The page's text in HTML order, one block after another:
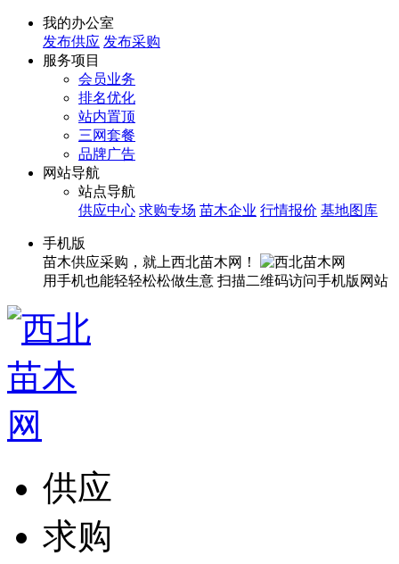
我的办公室
发布供应 发布采购
服务项目
会员业务
排名优化
站内置顶
三网套餐
品牌广告
网站导航
站点导航
供应中心 求购专场 苗木企业 行情报价 基地图库
手机版
苗木供应采购，就上西北苗木网！
用手机也能轻轻松松做生意 扫描二维码访问手机版网站
供应
求购